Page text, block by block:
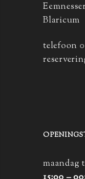
Blaricum
telefoon
maandag